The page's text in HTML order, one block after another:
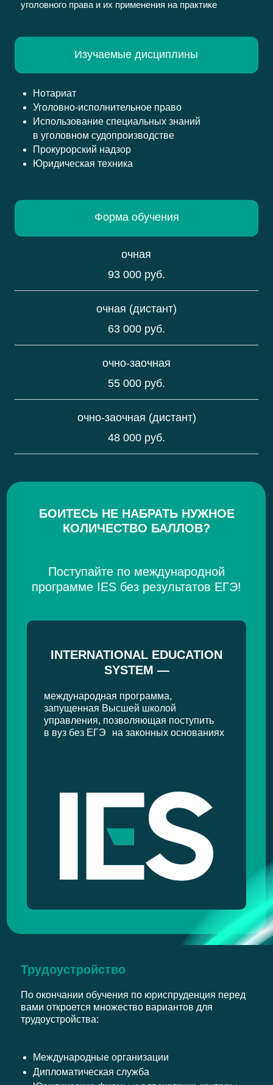
уголовного права и их применения на практике
Нотариат
Уголовно-исполнительное право
Использование специальных знаний
в уголовном судопроизводстве
Прокурорский надзор
Юридическая техника
Изучаемые дисциплины
Форма обучения
очная
очная (дистант)
очно-заочная
очно-заочная (дистант)
93 000 руб.
63 000 руб.
55 000 руб.
48 000 руб.
БОИТЕСЬ НЕ НАБРАТЬ НУЖНОЕ
КОЛИЧЕСТВО БАЛЛОВ?
Поступайте по международной
программе IES без результатов ЕГЭ!
INTERNATIONAL EDUCATION
SYSTEM —
международная программа,
запущенная Высшей школой
управления, позволяющая поступить
в вуз без ЕГЭ на законных основаниях
Трудоустройство
По окончании обучения по юриспруденция перед
вами откроется множество вариантов для
трудоустройства:
Международные организации
Дипломатическая служба